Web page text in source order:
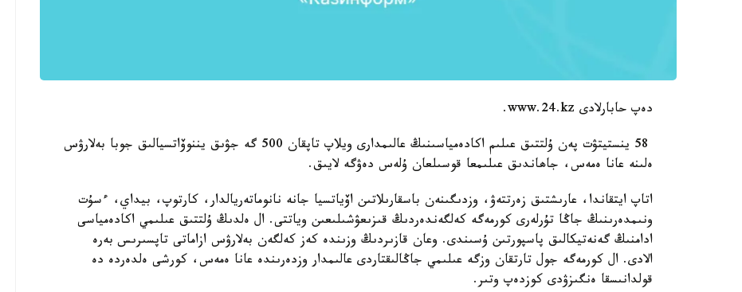
دەپ حابارلادى www.24.kz.
58 ينستيتۋت پەن ۇلتتىق عىلىم اكادەمياسىنىڭ عالىمدارى ويلاپ تاپقان 500 گە جۋىق يننوۆاتسيالىق جوبا بەلارۋس
ەلىنە عانا ەمەس، جاھاندىق عىلىمعا قوسىلعان ۇلەس دەۋگە لايىق.
اتاپ ايتقاندا، عارىشتىق زەرتتەۋ، وزدىگىنەن باسقارىلاتىن اۆياتسيا جانە نانوماتەريالدار، كارتوپ، بيداي، ءسۇت
ونىمدەرىنىڭ جاڭا تۇرلەرى كورمەگە كەلگەندەردىڭ قىزىعۋشىلىعىن وياتتى. ال ەلدىڭ ۇلتتىق عىلىمي اكادەمياسى
ادامنىڭ گەنەتيكالىق پاسپورتىن ۇسىندى. وعان قازىردىڭ وزىندە كەز كەلگەن بەلارۋس ازاماتى تاپسىرىس بەرە
الادى. ال كورمەگە جول تارتقان وزگە عىلىمي جاڭالىقتاردى عالىمدار وزدەرىندە عانا ەمەس، كورشى ەلدەردە دە
قولدانىسقا ەنگىزۋدى كوزدەپ وتىر.